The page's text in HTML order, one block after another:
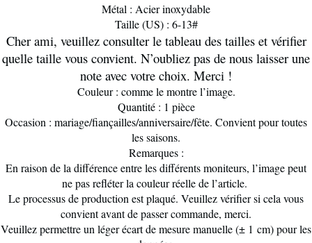
Métal : Acier inoxydable
Taille (US) : 6-13#
Cher ami, veuillez consulter le tableau des tailles et vérifier
quelle taille vous convient. N’oubliez pas de nous laisser une
note avec votre choix. Merci !
Couleur : comme le montre l’image.
Quantité : 1 pièce
Occasion : mariage/fiançailles/anniversaire/fête. Convient pour toutes
les saisons.
Remarques :
En raison de la différence entre les différents moniteurs, l’image peut
ne pas refléter la couleur réelle de l’article.
Le processus de production est plaqué. Veuillez vérifier si cela vous
convient avant de passer commande, merci.
Veuillez permettre un léger écart de mesure manuelle (± 1 cm) pour les